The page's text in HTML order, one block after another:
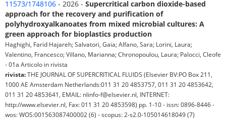
11573/1748106 - 2026 - Supercritical carbon dioxide-based
approach for the recovery and purification of
polyhydroxyalkanoates from mixed microbial cultures: A
green approach for bioplastics production
Haghighi, Farid Hajareh; Salvatori, Gaia; Alfano, Sara; Lorini, Laura;
Valentino, Francesco; Villano, Marianna; Chronopoulou, Laura; Palocci, Cleofe
- 01a Articolo in rivista
rivista:THE JOURNAL OF SUPERCRITICAL FLUIDS (Elsevier BV:PO Box 211,
1000 AE Amsterdam Netherlands:011 31 20 4853757, 011 31 20 4853642,
011 31 20 4853641, EMAIL: nlinfo-f@elsevier.nl, INTERNET:
http://www.elsevier.nl, Fax: 011 31 20 4853598) pp. 1-10 - issn: 0896-8446 -
wos: WOS:001563087400002 (6) - scopus: 2-s2.0-105014618049 (7)